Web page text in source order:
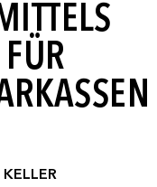
KELLER